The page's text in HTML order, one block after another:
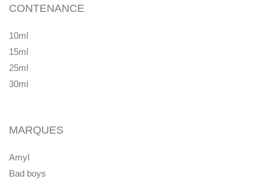
CONTENANCE
10ml
15ml
25ml
30ml
MARQUES
Amyl
Bad boys